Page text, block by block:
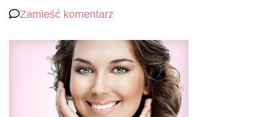
Zamieść komentarz
nie
zmęczona
twarz